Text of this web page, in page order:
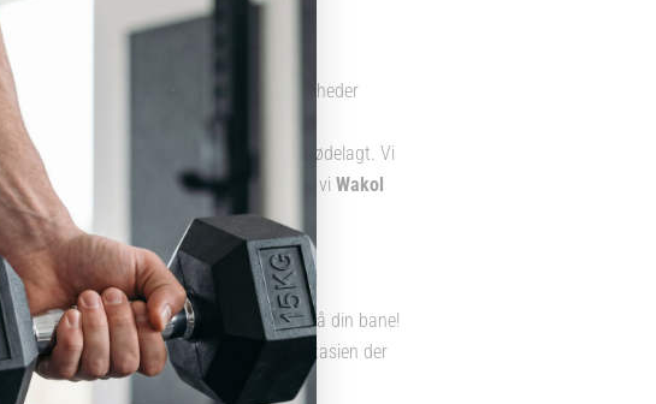
jeres træningsfaciliteter løbende.
Sørg for at udfylde/fjerne ujævnheder
gennem turfen og give en dårligere
ujævnhed hurtigere bliver slidt eller ødelagt. Vi
For udendørs opgaver anbefaler vi Wakol
vi også, at du kan sætte dit eget præg på din bane!
andre ønsker. Det er næsten kun fantasien der